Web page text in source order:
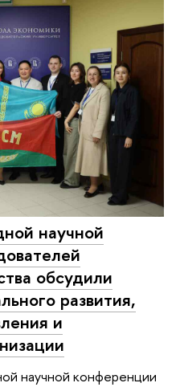
научной
обсудили
развития,
и
научной конференции